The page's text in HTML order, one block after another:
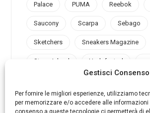
Gestisci Consenso
Per fornire le migliori esperienze, utilizziamo
per memorizzare e/o accedere alle informazioni
consenso a queste tecnologie ci permetterà di
Palace PUMA Reebok
Saucony Scarpa Sebago
Sketchers Sneakers Magazine
Stone Island Undefeated